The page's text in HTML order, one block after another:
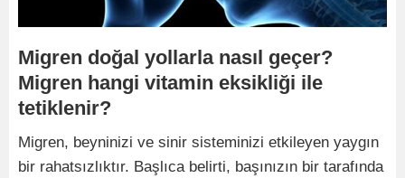
Migren doğal yollarla nasıl geçer?
Migren hangi vitamin eksikliği ile
tetiklenir?
Migren, beyninizi ve sinir sisteminizi etkileyen yaygın
bir rahatsızlıktır. Başlıca belirti, başınızın bir tarafında